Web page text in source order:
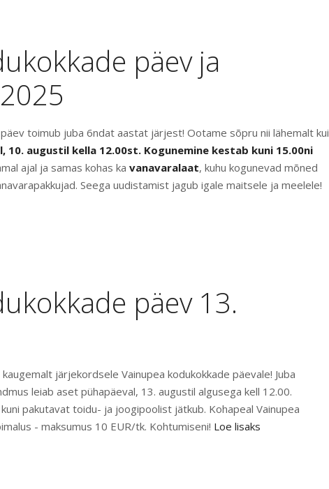
päev ja
toimub juba 6ndat aastat järjest! Ootame sõpru nii lähemalt kui
10. augustil kella 12.00st. Kogunemine kestab kuni 15.00ni
ajal ja samas kohas ka vanavaralaat, kuhu kogunevad mõned
Seega uudistamist jagub igale maitsele ja meelele!
päev 13.
järjekordsele Vainupea kodukokkade päevale! Juba
leiab aset pühapäeval, 13. augustil algusega kell 12.00.
pakutavat toidu- ja joogipoolist jätkub. Kohapeal Vainupea
- maksumus 10 EUR/tk. Kohtumiseni! Loe lisaks